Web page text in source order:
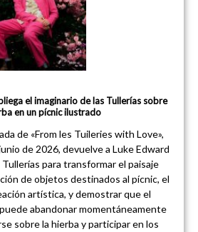
el imaginario de las Tullerías sobre
en un pícnic ilustrado
de «From les Tuileries with Love»,
de 2026, devuelve a Luke Edward
Tullerías para transformar el paisaje
de objetos destinados al pícnic, el
artística, y demostrar que el
abandonar momentáneamente
sobre la hierba y participar en los